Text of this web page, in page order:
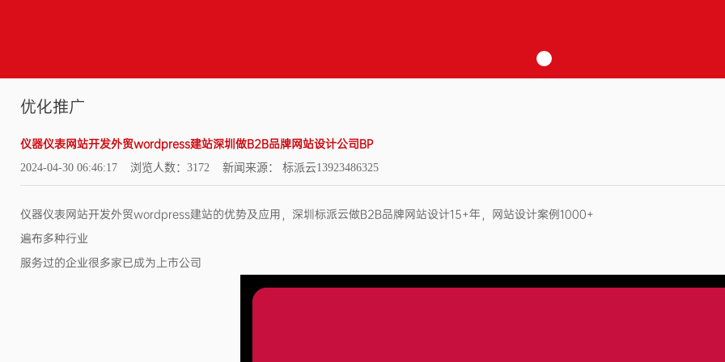
优化推广
仪器仪表网站开发外贸wordpress建站深圳做B2B品牌网站设计公司BP
2024-04-30 06:46:17 浏览人数：3172 新闻来源： 标派云13923486325
仪器仪表网站开发外贸wordpress建站的优势及应用，深圳标派云做B2B品牌网站设计15+年，网站设计案例1000+
遍布多种行业
服务过的企业很多家已成为上市公司